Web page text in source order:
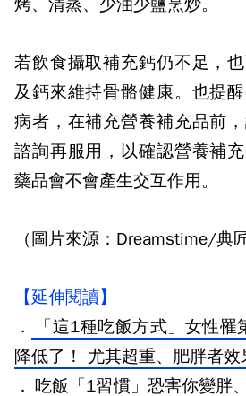
烤、清蒸、少油少鹽烹炒。
若飲食攝取補充鈣仍不足，
及鈣來維持骨骼健康。也提
病者，在補充營養補充品前
諮詢再服用，以確認營養補
藥品會不會產生交互作用。
（圖片來源：Dreamstime/典
【延伸閱讀】
．
「這1種吃飯方式」女性
降低了！ 尤其超重、肥胖者效
． 吃飯「1習慣」恐害你變胖